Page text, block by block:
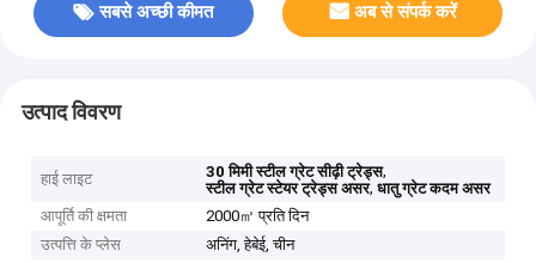
सबसे अच्छी कीमत अब से संपर्क करें
उत्पाद विवरण
हाई लाइट 30 मिमी स्टील ग्रेट सीढ़ी ट्रेड्स,
स्टील ग्रेट स्टेयर ट्रेड्स असर,धातु ग्रेट कदम असर
आपूर्ति की क्षमता
2000㎡ प्रति दिन
उत्पत्ति के प्लेस
अनिंग, हेबेई, चीन